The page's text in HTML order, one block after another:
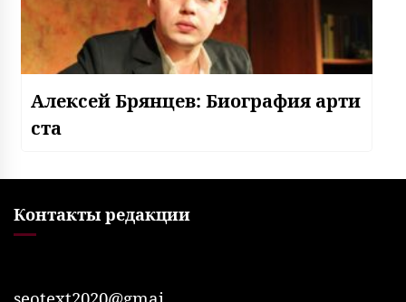
Алексей Брянцев: Биография арти
ста
Контакты редакции